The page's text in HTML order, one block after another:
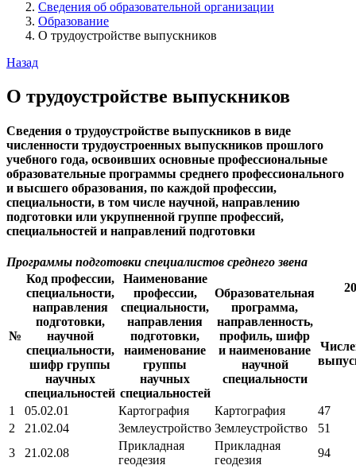
Сведения об образовательной организации
Образование
О трудоустройстве выпускников
Назад
О трудоустройстве выпускников
Сведения о трудоустройстве выпускников в виде
численности трудоустроенных выпускников прошлого
учебного года, освоивших основные профессиональные
образовательные программы среднего профессионального
и высшего образования, по каждой профессии,
специальности, в том числе научной, направлению
подготовки или укрупненной группе профессий,
специальностей и направлений подготовки
Программы подготовки специалистов среднего звена
№
Код профессии,
специальности,
направления
подготовки,
научной
специальности,
шифр группы
научных
специальностей
Наименование
профессии,
специальности,
направления
подготовки,
наименование
группы
научных
специальностей
Образовательная
программа,
направленность,
профиль, шифр
и наименование
научной
специальности
1 05.02.01 Картография Картография
47
2
21.02.04 Землеустройство Землеустройство
51
3
21.02.08
Прикладная
геодезия
Прикладная
геодезия
94